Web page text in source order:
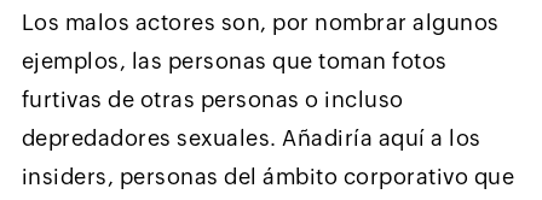
Los malos actores son, por nombrar algunos
ejemplos, las personas que toman fotos
furtivas de otras personas o incluso
depredadores sexuales. Añadiría aquí a los
insiders, personas del ámbito corporativo que